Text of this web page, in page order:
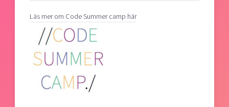
Läs mer om Code Summer camp här